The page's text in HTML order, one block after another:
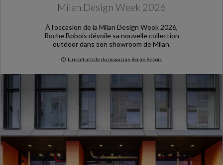
Milan Design Week 2026
À l’occasion de la Milan Design Week 2026,
Roche Bobois dévoile sa nouvelle collection
outdoor dans son showroom de Milan.
Lire cet article du magazine Roche Bobois
Milan Design Week 2026